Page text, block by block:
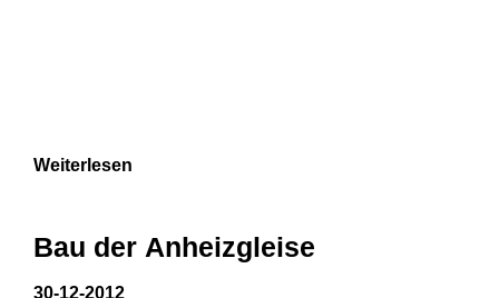
Weiterlesen
Bau der Anheizgleise
30-12-2012